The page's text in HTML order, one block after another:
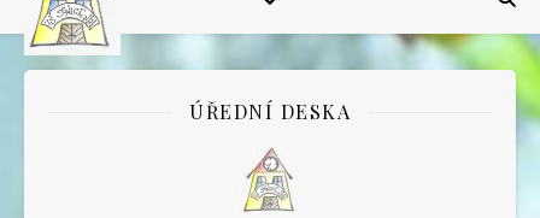
ÚŘEDNÍ DESKA